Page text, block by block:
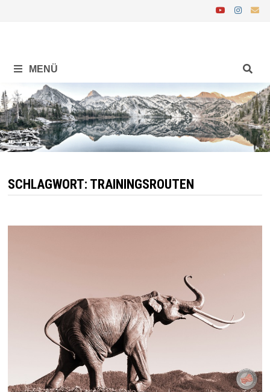
MENÜ
SCHLAGWORT: TRAININGSROUTEN